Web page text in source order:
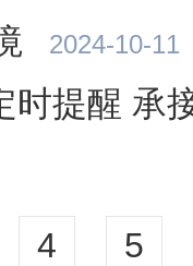
2024-10-11
时提醒 承
4 5